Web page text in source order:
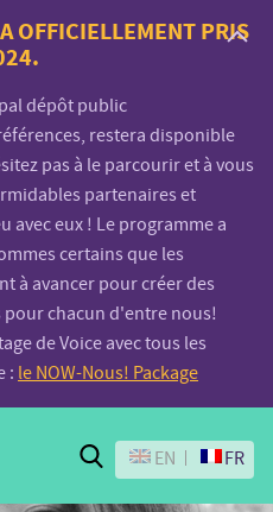
OFFICIELLEMENT PRIS
dépôt public
restera disponible
pas à le parcourir et à vous
partenaires et
avec eux ! Le programme a
certains que les
à avancer pour créer des
pour chacun d'entre nous!
de Voice avec tous les
: le NOW-Nous! Package
Search
EN FR